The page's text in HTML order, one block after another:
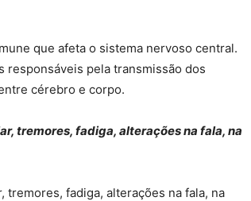
que afeta o sistema nervoso central.
pela transmissão dos
cérebro e corpo.
tremores, fadiga, alterações na fala, na
fadiga, alterações na fala, na